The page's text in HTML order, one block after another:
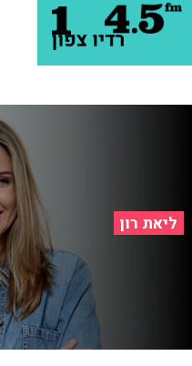
ליאת רון